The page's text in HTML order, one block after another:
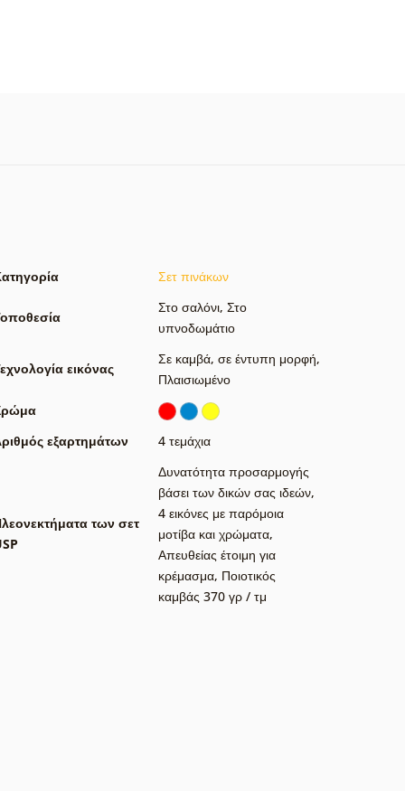
Σετ πινάκων
Στο σαλόνι, Στο
υπνοδωμάτιο
εικόνας
Σε καμβά, σε έντυπη μορφή,
Πλαισιωμένο
εξαρτημάτων
4 τεμάχια
των σετ
Δυνατότητα προσαρμογής
βάσει των δικών σας ιδεών,
4 εικόνες με παρόμοια
μοτίβα και χρώματα,
Απευθείας έτοιμη για
κρέμασμα, Ποιοτικός
καμβάς 370 γρ / τμ